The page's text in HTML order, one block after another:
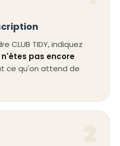
CLUB TIDY, indiquez
n'êtes pas encore
ce qu'on attend de